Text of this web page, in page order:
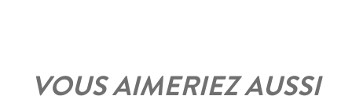
VOUS AIMERIEZ AUSSI